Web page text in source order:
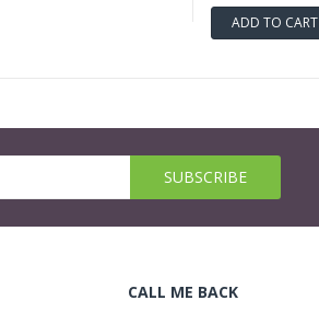
ADD TO CART
CALL ME BACK